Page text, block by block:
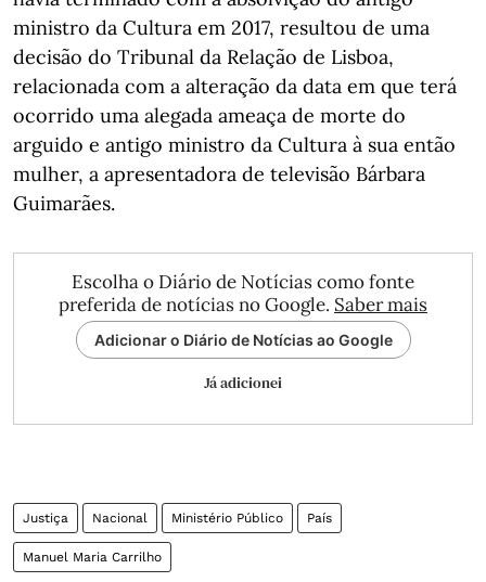
ministro da Cultura em 2017, resultou de uma
decisão do Tribunal da Relação de Lisboa,
relacionada com a alteração da data em que terá
ocorrido uma alegada ameaça de morte do
arguido e antigo ministro da Cultura à sua então
mulher, a apresentadora de televisão Bárbara
Guimarães.
Escolha o Diário de Notícias como fonte
preferida de notícias no Google. Saber mais
Adicionar o Diário de Notícias ao Google
Já adicionei
Justiça Nacional Ministério Público País
Manuel Maria Carrilho